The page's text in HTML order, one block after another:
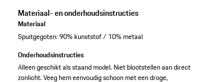
Materiaal- en onderhoudsinstructies
Materiaal
Spuitgegoten: 90% kunststof / 10% metaal
Onderhoudsinstructies
Alleen geschikt als staand model. Niet blootstellen aan direct
zonlicht. Veeg hem eenvoudig schoon met een droge,